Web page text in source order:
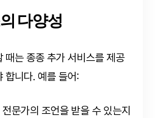
다양성
때는 종종 추가 서비스를 제공
합니다. 예를 들어:
문가의 조언을 받을 수 있는지